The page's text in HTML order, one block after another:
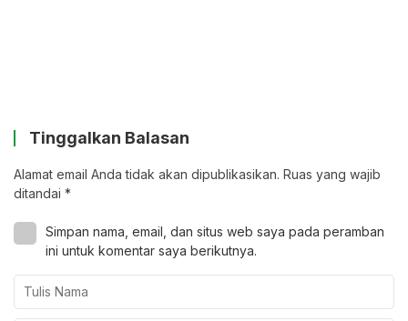
Tinggalkan Balasan
Alamat email Anda tidak akan dipublikasikan. Ruas yang wajib
ditandai *
Simpan nama, email, dan situs web saya pada peramban
ini untuk komentar saya berikutnya.